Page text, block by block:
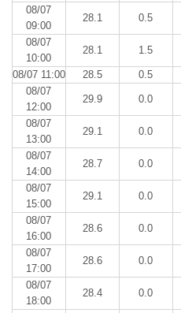
08/07
09:00
28.1 0.5
08/07
10:00
28.1 1.5
08/07 11:00 28.5 0.5
08/07
12:00
29.9 0.0
08/07
13:00
29.1 0.0
08/07
14:00
28.7 0.0
08/07
15:00
29.1 0.0
08/07
16:00
28.6 0.0
08/07
17:00
28.6 0.0
08/07
18:00
28.4 0.0